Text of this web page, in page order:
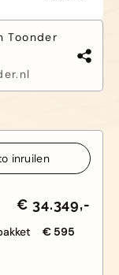
Toonder
inruilen
€ 34.349,-
€ 595